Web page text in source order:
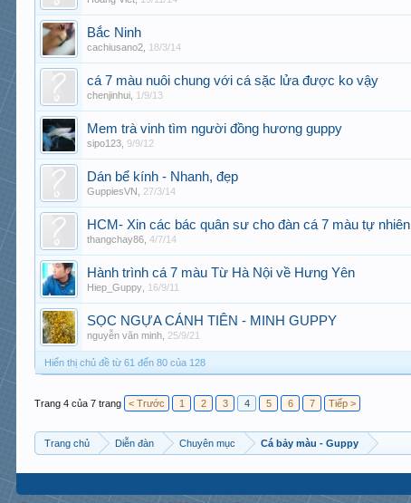
Bắc Ninh
cachiusano2 18/3/14
cá 7 màu nuôi chung với cá sặc lửa được ko vậy
chenjinhui 1/9/13
Mem trà vinh tìm người đồng hương guppy
sipo123 ,9/9/12
Dán bể kính - Nhanh, đẹp
GuppiesVN 27/3/14
HCM- Xin các bác quân sư cho đàn cá 7 màu tự nhiên
thangchay86 ,4/7/14
Hành trình cá 7 màu Từ Hà Nội về Hưng Yên
Hiep_Guppy 16/9/11
SỌC NGỰA CÁNH TIÊN - MINH GUPPY
nguyễn văn minh 25/9/21
Hiển thị chủ đề từ 61 đến 80 của 128
Trang 4 của 7 trang < Trước 1 2 3 4 5 6 7 Tiếp >
Trang chủ Diễn đàn Chuyên mục Cá bảy màu - Guppy